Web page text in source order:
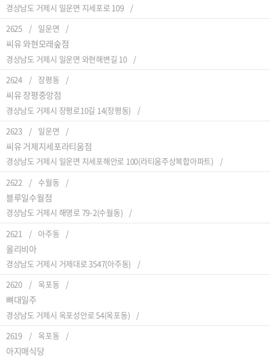
경상남도 거제시 일운면 지세포로 109
2625
일운면
씨유 와현모래숲점
경상남도 거제시 일운면 와현해변길 10
2624
장평동
씨유 장평중앙점
경상남도 거제시 장평로10길 14(장평동)
2623
일운면
씨유 거제지세포라티움점
경상남도 거제시 일운면 지세포해안로 100(라티움주상복합아파트)
2622
수월동
블루일수월점
경상남도 거제시 해명로 79-2(수월동)
2621
아주동
올리비아
경상남도 거제시 거제대로 3547(아주동)
2620
옥포동
뼈대일주
경상남도 거제시 옥포성안로 54(옥포동)
2619
옥포동
아지매식당